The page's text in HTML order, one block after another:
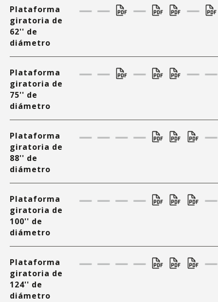
Plataforma
giratoria de
62'' de
diámetro
Plataforma
giratoria de
75'' de
diámetro
Plataforma
giratoria de
88'' de
diámetro
Plataforma
giratoria de
100'' de
diámetro
Plataforma
giratoria de
124'' de
diámetro